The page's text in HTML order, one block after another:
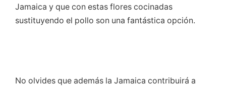
Jamaica y que con estas flores cocinadas
sustituyendo el pollo son una fantástica opción.
No olvides que además la Jamaica contribuirá a